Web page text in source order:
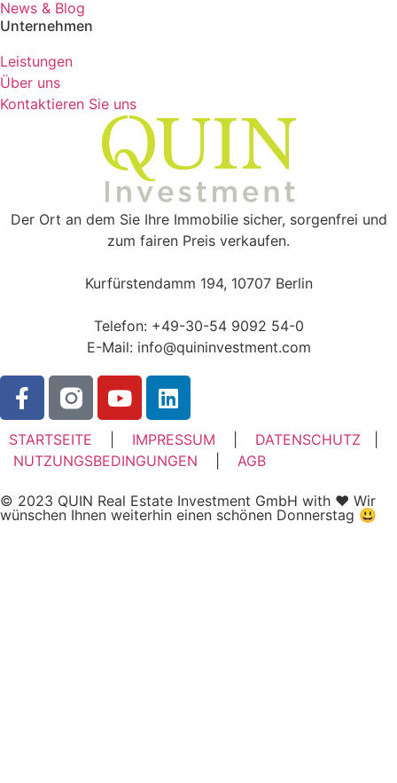
Der Ort an dem Sie Ihre Immobilie sicher, sorgenfrei und
zum fairen Preis verkaufen.
Kurfürstendamm 194, 10707 Berlin
Telefon: +49-30-54 9092 54-0
E-Mail: info@quininvestment.com
Unternehmen
Leistungen
Über uns
Kontaktieren Sie uns
News & Blog
STARTSEITE IMPRESSUM DATENSCHUTZ
NUTZUNGSBEDINGUNGEN
AGB
© 2023 QUIN Real Estate Investment GmbH with ♥ Wir
wünschen Ihnen weiterhin einen schönen Donnerstag 😃